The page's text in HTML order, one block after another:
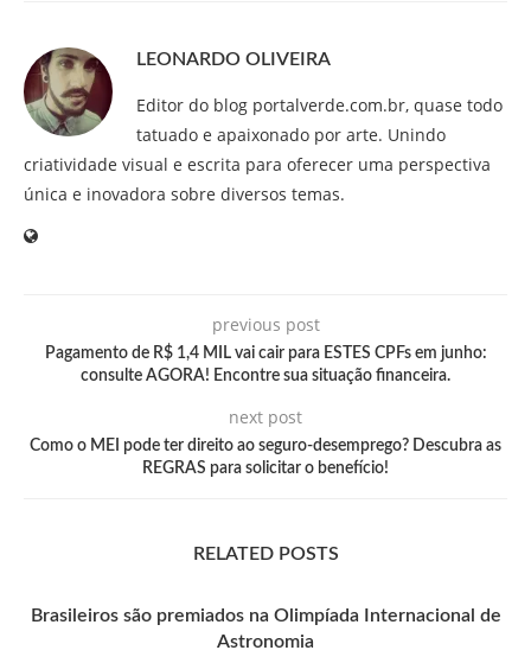
LEONARDO OLIVEIRA
Editor do blog portalverde.com.br, quase todo
tatuado e apaixonado por arte. Unindo
criatividade visual e escrita para oferecer uma perspectiva
única e inovadora sobre diversos temas.
previous post
Pagamento de R$ 1,4 MIL vai cair para ESTES CPFs em junho:
consulte AGORA! Encontre sua situação financeira.
next post
Como o MEI pode ter direito ao seguro-desemprego? Descubra as
REGRAS para solicitar o benefício!
RELATED POSTS
Brasileiros são premiados na Olimpíada Internacional de
Astronomia